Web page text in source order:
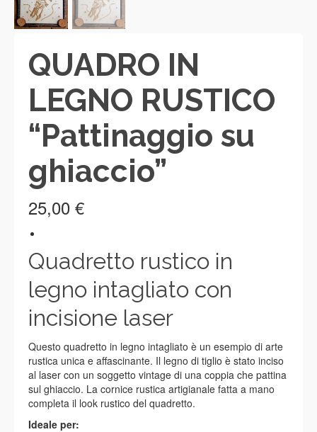
QUADRO IN
LEGNO RUSTICO
“Pattinaggio su
ghiaccio”
25,00 €
Quadretto rustico in
legno intagliato con
incisione laser
Questo quadretto in legno intagliato è un esempio di arte
rustica unica e affascinante. Il legno di tiglio è stato inciso
al laser con un soggetto vintage di una coppia che pattina
sul ghiaccio. La cornice rustica artigianale fatta a mano
completa il look rustico del quadretto.
Ideale per: